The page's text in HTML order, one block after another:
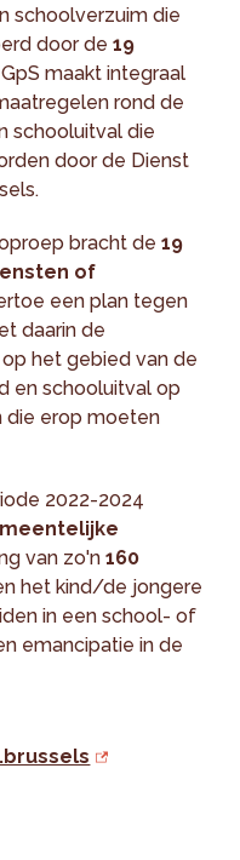
schoolverzuim die
door de19
maakt integraal
rond de
schooluitval die
door de Dienst
bracht de19
of
een plan tegen
daarin de
het gebied van de
en schooluitval op
die erop moeten
2022-2024
van zo'n160
het kind/de jongere
in een school- of
emancipatie in de